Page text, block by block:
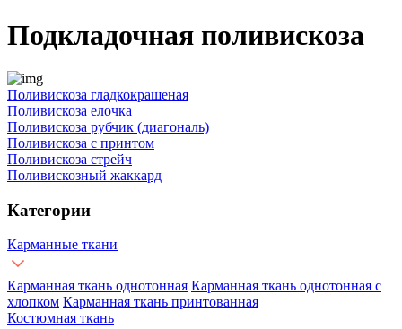
Подкладочная поливискоза
Поливискоза гладкокрашеная
Поливискоза елочка
Поливискоза рубчик (диагональ)
Поливискоза с принтом
Поливискоза стрейч
Поливискозный жаккард
Категории
Карманные ткани
Карманная ткань однотонная Карманная ткань однотонная с
хлопком Карманная ткань принтованная
Костюмная ткань